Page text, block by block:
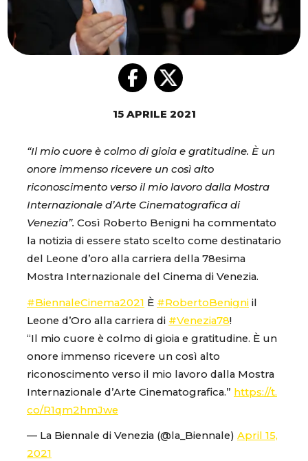
15 APRILE 2021
“Il mio cuore è colmo di gioia e gratitudine. È un
onore immenso ricevere un così alto
riconoscimento verso il mio lavoro dalla Mostra
Internazionale d’Arte Cinematografica di
Venezia”. Così Roberto Benigni ha commentato
la notizia di essere stato scelto come destinatario
del Leone d’oro alla carriera della 78esima
Mostra Internazionale del Cinema di Venezia.
#BiennaleCinema2021 È #RobertoBenigni il
Leone d’Oro alla carriera di #Venezia78!
“Il mio cuore è colmo di gioia e gratitudine. È un
onore immenso ricevere un così alto
riconoscimento verso il mio lavoro dalla Mostra
Internazionale d’Arte Cinematografica.” https://t.
co/R1qm2hmJwe
— La Biennale di Venezia (@la_Biennale) April 15,
2021